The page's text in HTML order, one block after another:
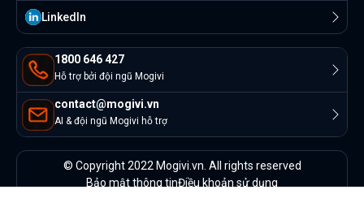
1800 646 427
Hỗ trợ bởi đội ngũ Mogivi
contact@mogivi.vn
AI & đội ngũ Mogivi hỗ trợ
Linkedln
© Copyright 2022 Mogivi.vn. All rights reserved
Bảo mật thông tinĐiều khoản sử dụng